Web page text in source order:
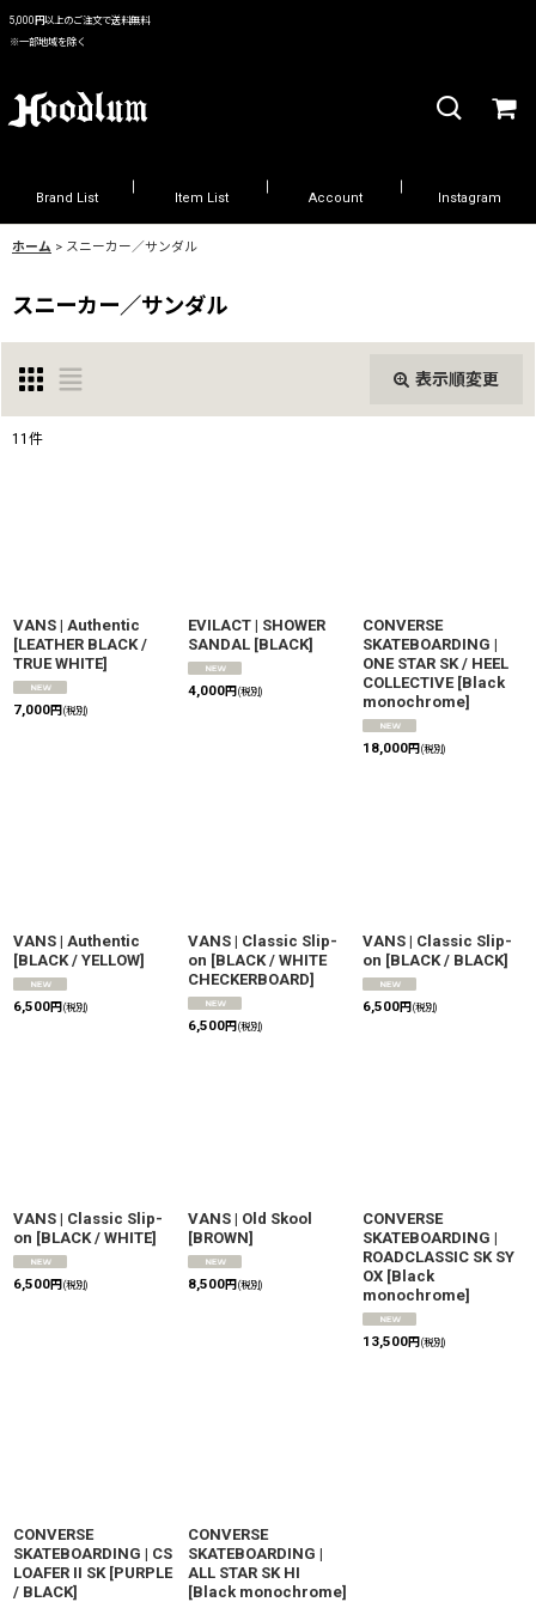
5,000円以上のご注文で送料無料
※一部地域を除く
Brand List Item List Account Instagram
ホーム > スニーカー／サンダル
スニーカー／サンダル
表示順変更
絞り込む
11 件
VANS | Authentic
[LEATHER BLACK /
TRUE WHITE]
7,000円 (税別)
EVILACT | SHOWER
SANDAL [BLACK]
4,000円 (税別)
CONVERSE
SKATEBOARDING |
ONE STAR SK / HEEL
COLLECTIVE [Black
monochrome]
18,000円 (税別)
VANS | Authentic
[BLACK / YELLOW]
6,500円 (税別)
VANS | Classic Slip-
on [BLACK / WHITE
CHECKERBOARD]
6,500円 (税別)
VANS | Classic Slip-
on [BLACK / BLACK]
6,500円 (税別)
VANS | Classic Slip-
on [BLACK / WHITE]
6,500円 (税別)
VANS | Old Skool
[BROWN]
8,500円 (税別)
CONVERSE
SKATEBOARDING |
ROADCLASSIC SK SY
OX [Black
monochrome]
13,500円 (税別)
CONVERSE
SKATEBOARDING | CS
LOAFER II SK [PURPLE
/ BLACK]
CONVERSE
SKATEBOARDING |
ALL STAR SK HI
[Black monochrome]